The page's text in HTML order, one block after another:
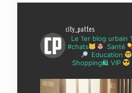
city_pattes
Le 1er blog urbain
#chats
Santé
Education
Shopping🛍 VIP